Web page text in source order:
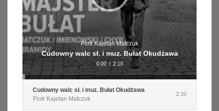
Piotr Kajetan Matczuk
Cudowny walc sł. i muz. Bułat Okudżawa
0:00 / 2:10
Cudowny walc sł. i muz. Bułat Okudżawa
Piotr Kajetan Matczuk
2:10